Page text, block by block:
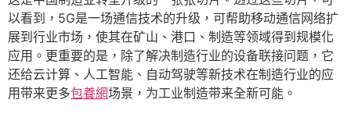
以看到，5G是一场通信技术的升级，可帮助移动通信网络扩
展到行业市场，使其在矿山、港口、制造等领域得到规模化
应用。更重要的是，除了解决制造行业的设备联接问题，它
还给云计算、人工智能、自动驾驶等新技术在制造行业的应
用带来更多包養網场景，为工业制造带来全新可能。